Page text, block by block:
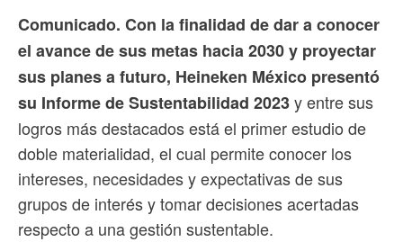
Comunicado. Con la finalidad de dar a conocer
el avance de sus metas hacia 2030 y proyectar
sus planes a futuro, Heineken México presentó
su Informe de Sustentabilidad 2023y entre sus
logros más destacados está el primer estudio de
doble materialidad, el cual permite conocer los
intereses, necesidades y expectativas de sus
grupos de interés y tomar decisiones acertadas
respecto a una gestión sustentable.